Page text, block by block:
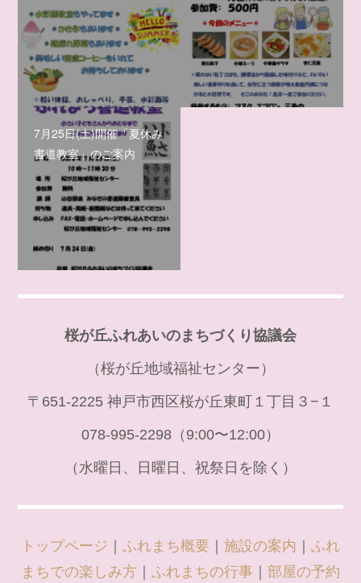
7月25日(土)開催「夏休み
書道教室」のご案内
桜が丘ふれあいのまちづくり協議会
（桜が丘地域福祉センター）
〒651-2225 神戸市西区桜が丘東町１丁目３−１
078-995-2298（9:00〜12:00）
（水曜日、日曜日、祝祭日を除く）
トップページ ｜ ふれまち概要 ｜ 施設の案内 ｜ ふれ
まちでの楽しみ方 ｜ ふれまちの行事 ｜ 部屋の予約